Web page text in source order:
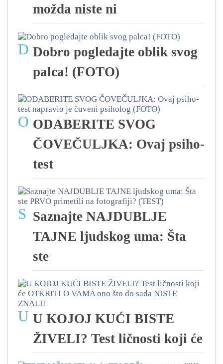
možda niste ni
D Dobro pogledajte oblik svog
palca! (FOTO)
O ODABERITE SVOG
ČOVEČULJKA: Ovaj psiho-
test
S Saznajte NAJDUBLJE
TAJNE ljudskog uma: Šta
ste
U U KOJOJ KUĆI BISTE
ŽIVELI? Test ličnosti koji će